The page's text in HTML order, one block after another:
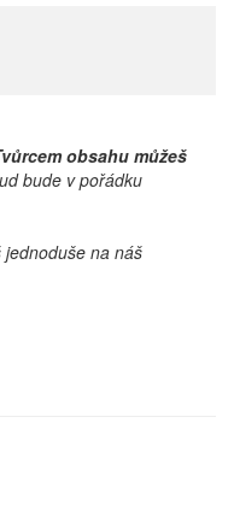
obsahu můžeš
bude v pořádku
na náš